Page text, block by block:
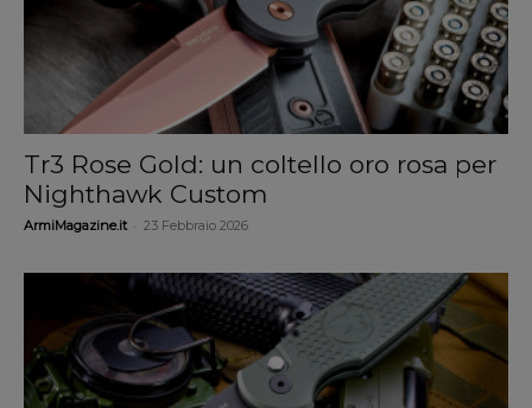
Tr3 Rose Gold: un coltello oro rosa per
Nighthawk Custom
ArmiMagazine.it 23 Febbraio 2026